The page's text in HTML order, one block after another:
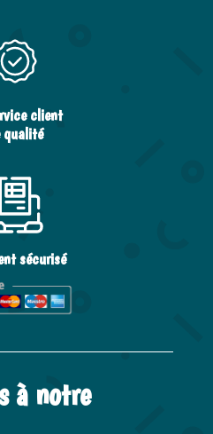
client
qualité
sécurisé
à notre